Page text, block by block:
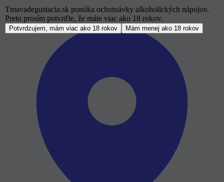
Tmavadegustacia.sk ponúka ochutnávky alkoholických nápojov.
Preto prosím potvrďte, že máte viac ako 18 rokov.
Potvrdzujem, mám viac ako 18 rokov Mám menej ako 18 rokov